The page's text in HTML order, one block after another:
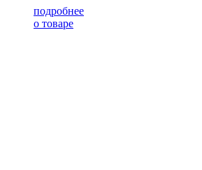
подробнее
о товаре